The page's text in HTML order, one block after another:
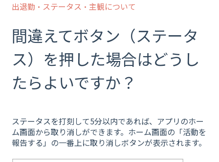
出退勤・ステータス・主観について
間違えてボタン（ステータ
ス）を押した場合はどうし
たらよいですか？
ステータスを打刻して5分以内であれば、アプリのホー
ム画面から取り消しができます。ホーム画面の「活動を
報告する」の一番上に取り消しボタンが表示されます。